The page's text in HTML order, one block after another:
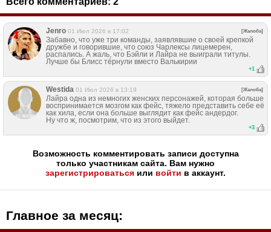
Jenro 01 Июл 2026 в 17:02 [Жалоба]
Забавно, что уже три команды, заявлявшие о своей крепкой
дружбе и говорившие, что союз Чарлексы лицемерен,
распались. А жаль, что Бэйли и Лайра не выиграли титулы.
Лучше бы Блисс тëрнули вместо Валькирии
+1
Westida 01 Июл 2026 в 13:19 [Жалоба]
Лайра одна из немногих женских персонажей, которая больше
воспринимается мозгом как фейс, тяжело представить себе её
как хила, если она больше выглядит как фейс андердог.
Ну что ж, посмотрим, что из этого выйдет.
+3
Возможность комментировать записи доступна
только участникам сайта. Вам нужно
зарегистрироваться или войти в аккаунт.
Главное за месяц: